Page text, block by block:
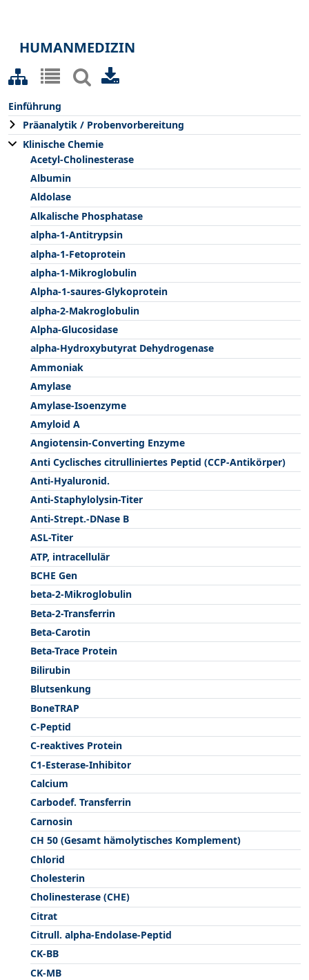
HUMANMEDIZIN
Einführung
Präanalytik / Probenvorbereitung
Klinische Chemie
Acetyl-Cholinesterase
Albumin
Aldolase
Alkalische Phosphatase
alpha-1-Antitrypsin
alpha-1-Fetoprotein
alpha-1-Mikroglobulin
Alpha-1-saures-Glykoprotein
alpha-2-Makroglobulin
Alpha-Glucosidase
alpha-Hydroxybutyrat Dehydrogenase
Ammoniak
Amylase
Amylase-Isoenzyme
Amyloid A
Angiotensin-Converting Enzyme
Anti Cyclisches citrulliniertes Peptid (CCP-Antikörper)
Anti-Hyaluronid.
Anti-Staphylolysin-Titer
Anti-Strept.-DNase B
ASL-Titer
ATP, intracellulär
BCHE Gen
beta-2-Mikroglobulin
Beta-2-Transferrin
Beta-Carotin
Beta-Trace Protein
Bilirubin
Blutsenkung
BoneTRAP
C-Peptid
C-reaktives Protein
C1-Esterase-Inhibitor
Calcium
Carbodef. Transferrin
Carnosin
CH 50 (Gesamt hämolytisches Komplement)
Chlorid
Cholesterin
Cholinesterase (CHE)
Citrat
Citrull. alpha-Endolase-Peptid
CK-BB
CK-MB